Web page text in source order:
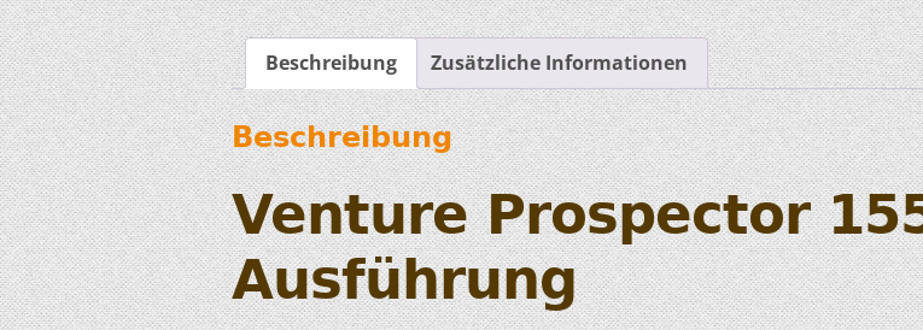
Beschreibung Zusätzliche Informationen
Beschreibung
Venture Prospector
Ausführung